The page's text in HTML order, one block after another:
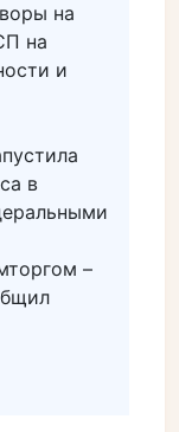
на
на
и
в
–